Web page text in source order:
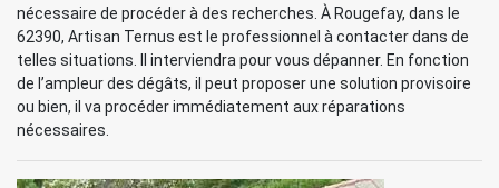
nécessaire de procéder à des recherches. À Rougefay, dans le
62390, Artisan Ternus est le professionnel à contacter dans de
telles situations. Il interviendra pour vous dépanner. En fonction
de l’ampleur des dégâts, il peut proposer une solution provisoire
ou bien, il va procéder immédiatement aux réparations
nécessaires.